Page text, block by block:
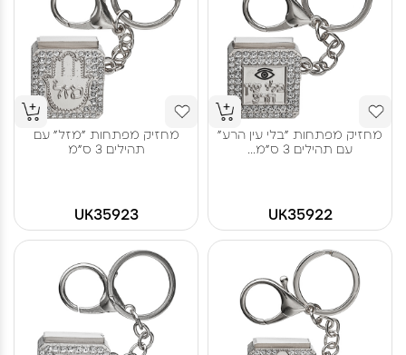
מחזיק מפתחות "בלי עין הרע"
עם תהילים 3 ס"מ...
UK35922
מחזיק מפתחות "מזל" עם
תהילים 3 ס"מ
UK35923